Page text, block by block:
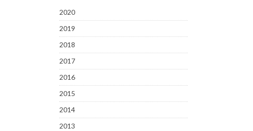
2020
2019
2018
2017
2016
2015
2014
2013